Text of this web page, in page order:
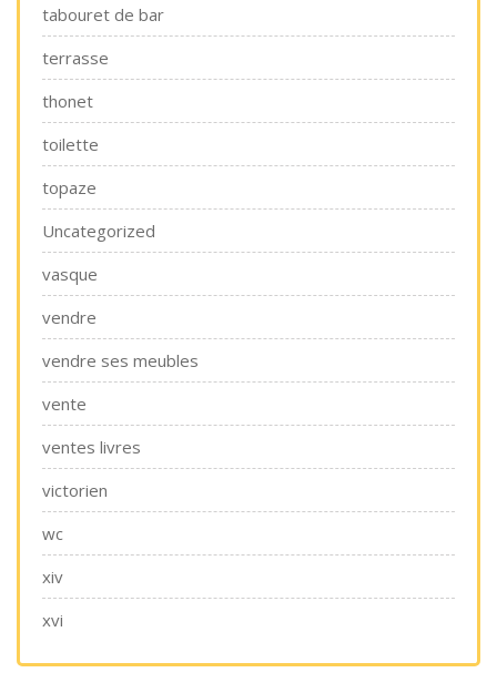
tabouret de bar
terrasse
thonet
toilette
topaze
Uncategorized
vasque
vendre
vendre ses meubles
vente
ventes livres
victorien
wc
xiv
xvi